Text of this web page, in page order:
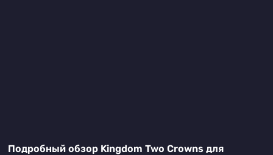
Подробный обзор Kingdom Two Crowns для